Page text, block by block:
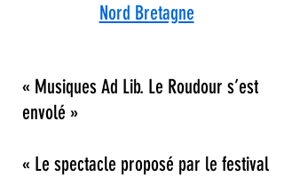
Nord Bretagne
« Musiques Ad Lib. Le Roudour s’est
envolé »
« Le spectacle proposé par le festival